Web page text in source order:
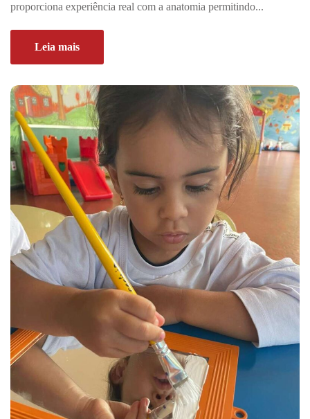
proporciona experiência real com a anatomia permitindo...
Leia mais